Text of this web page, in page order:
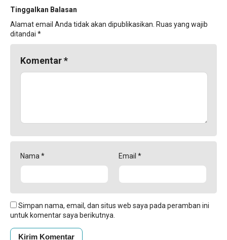
Tinggalkan Balasan
Alamat email Anda tidak akan dipublikasikan. Ruas yang wajib
ditandai *
Komentar*
Nama * Email *
Simpan nama, email, dan situs web saya pada peramban ini
untuk komentar saya berikutnya.